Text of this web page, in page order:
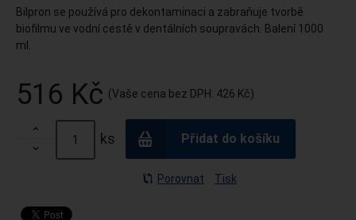
Bilpron se používá pro dekontaminaci a zabraňuje tvorbě
biofilmu ve vodní cestě v dentálních soupravách. Balení 1000
ml.
516 Kč (Vaše cena bez DPH: 426 Kč)


ks Přidat do košíku
Porovnat Tisk